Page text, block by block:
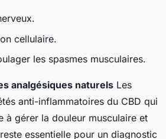
cellulaire.
les spasmes musculaires.
analgésiques naturels Les
anti-inflammatoires du CBD qui
à gérer la douleur musculaire et
essentielle pour un diagnostic